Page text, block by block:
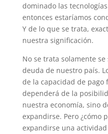
dominado las
entonces estaríamos
Y de lo que se trata,
nuestra significación.
No se trata solamente
deuda de nuestro país.
de la capacidad de pago
dependerá de la
nuestra economía, sino
expandirse. Pero ¿cómo
expandirse una